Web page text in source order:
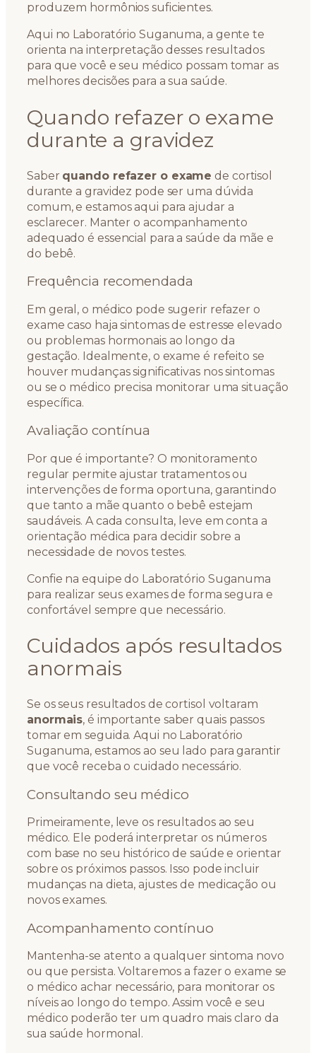
produzem hormônios suficientes.
Aqui no Laboratório Suganuma, a gente te
orienta na interpretação desses resultados
para que você e seu médico possam tomar as
melhores decisões para a sua saúde.
Quando refazer o exame
durante a gravidez
Saber quando refazer o exame de cortisol
durante a gravidez pode ser uma dúvida
comum, e estamos aqui para ajudar a
esclarecer. Manter o acompanhamento
adequado é essencial para a saúde da mãe e
do bebê.
Frequência recomendada
Em geral, o médico pode sugerir refazer o
exame caso haja sintomas de estresse elevado
ou problemas hormonais ao longo da
gestação. Idealmente, o exame é refeito se
houver mudanças significativas nos sintomas
ou se o médico precisa monitorar uma situação
específica.
Avaliação contínua
Por que é importante? O monitoramento
regular permite ajustar tratamentos ou
intervenções de forma oportuna, garantindo
que tanto a mãe quanto o bebê estejam
saudáveis. A cada consulta, leve em conta a
orientação médica para decidir sobre a
necessidade de novos testes.
Confie na equipe do Laboratório Suganuma
para realizar seus exames de forma segura e
confortável sempre que necessário.
Cuidados após resultados
anormais
Se os seus resultados de cortisol voltaram
anormais, é importante saber quais passos
tomar em seguida. Aqui no Laboratório
Suganuma, estamos ao seu lado para garantir
que você receba o cuidado necessário.
Consultando seu médico
Primeiramente, leve os resultados ao seu
médico. Ele poderá interpretar os números
com base no seu histórico de saúde e orientar
sobre os próximos passos. Isso pode incluir
mudanças na dieta, ajustes de medicação ou
novos exames.
Acompanhamento contínuo
Mantenha-se atento a qualquer sintoma novo
ou que persista. Voltaremos a fazer o exame se
o médico achar necessário, para monitorar os
níveis ao longo do tempo. Assim você e seu
médico poderão ter um quadro mais claro da
sua saúde hormonal.